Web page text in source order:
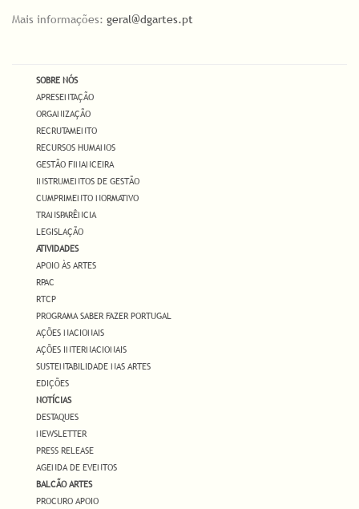
Mais informações: geral@dgartes.pt
SOBRE NÓS
APRESENTAÇÃO
ORGANIZAÇÃO
RECRUTAMENTO
RECURSOS HUMANOS
GESTÃO FINANCEIRA
INSTRUMENTOS DE GESTÃO
CUMPRIMENTO NORMATIVO
TRANSPARÊNCIA
LEGISLAÇÃO
ATIVIDADES
APOIO ÀS ARTES
RPAC
RTCP
PROGRAMA SABER FAZER PORTUGAL
AÇÕES NACIONAIS
AÇÕES INTERNACIONAIS
SUSTENTABILIDADE NAS ARTES
EDIÇÕES
NOTÍCIAS
DESTAQUES
NEWSLETTER
PRESS RELEASE
AGENDA DE EVENTOS
BALCÃO ARTES
PROCURO APOIO